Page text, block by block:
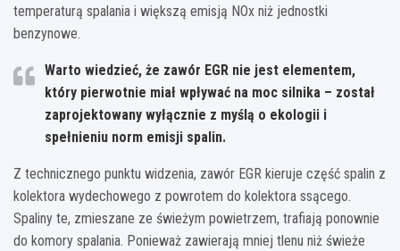
temperaturą spalania i większą emisją NOx niż jednostki
benzynowe.
Warto wiedzieć, że zawór EGR nie jest elementem,
który pierwotnie miał wpływać na moc silnika – został
zaprojektowany wyłącznie z myślą o ekologii i
spełnieniu norm emisji spalin.
Z technicznego punktu widzenia, zawór EGR kieruje część spalin z
kolektora wydechowego z powrotem do kolektora ssącego.
Spaliny te, zmieszane ze świeżym powietrzem, trafiają ponownie
do komory spalania. Ponieważ zawierają mniej tlenu niż świeże